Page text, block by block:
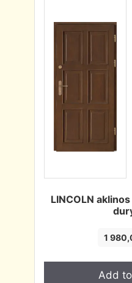
LINCOLN
1
Add